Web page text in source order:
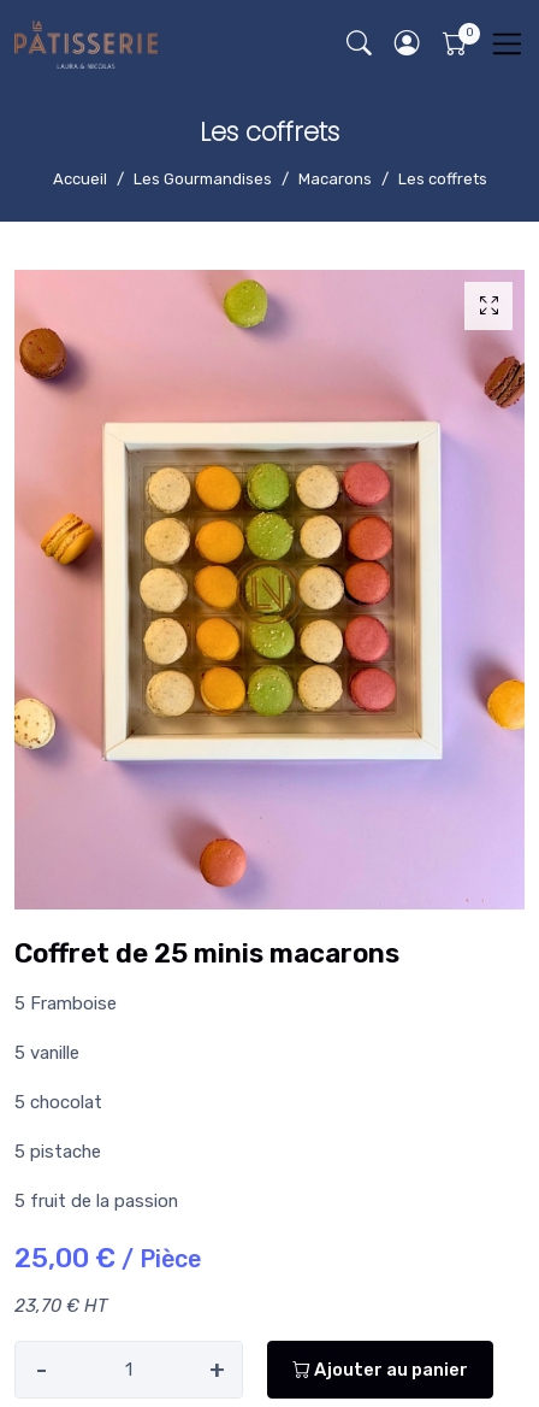
Les coffrets
Accueil Les Gourmandises Macarons Les coffrets
Coffret de 25 minis macarons
5 Framboise
5 vanille
5 chocolat
5 pistache
5 fruit de la passion
25,00 € / Pièce
23,70 € HT
- + Ajouter au panier